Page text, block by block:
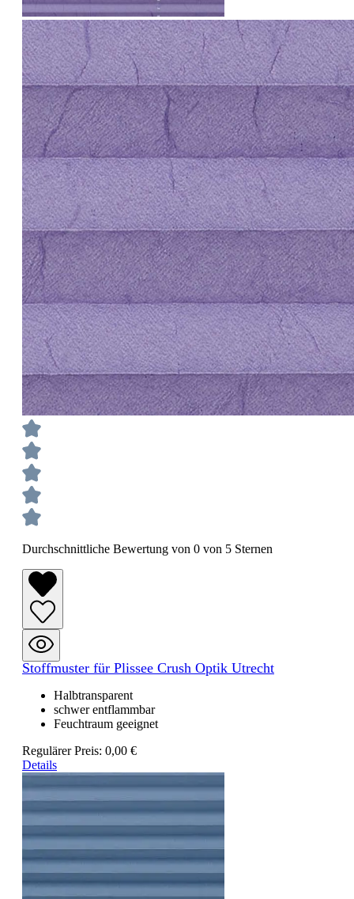
Durchschnittliche Bewertung von 0 von 5 Sternen
Stoffmuster für Plissee Crush Optik Utrecht
Halbtransparent
schwer entflammbar
Feuchtraum geeignet
Regulärer Preis: 0,00 €
Details